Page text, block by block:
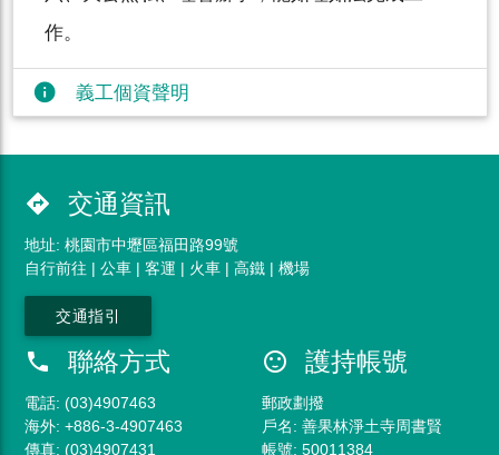
作。
info 義工個資聲明
directions 交通資訊
地址: 桃園市中壢區福田路99號
自行前往 | 公車 | 客運 | 火車 | 高鐵 | 機場
交通指引
phone 聯絡方式
電話: (03)4907463
海外: +886-3-4907463
傳真: (03)4907431
sentiment_satisfied 護持帳號
郵政劃撥
戶名: 善果林淨土寺周書賢
帳號: 50011384